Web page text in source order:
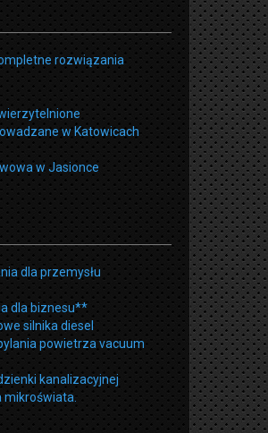
rozwiązania
w Katowicach
w Jasionce
dla przemysłu
dla biznesu**
silnika diesel
powietrza vacuum
kanalizacyjnej